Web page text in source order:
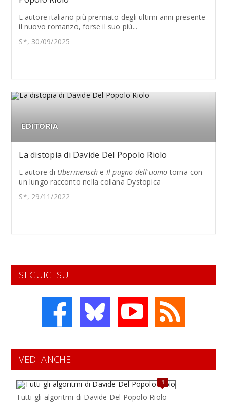
L'autore italiano più premiato degli ultimi anni presente
il nuovo romanzo, forse il suo più...
S*, 30/09/2025
EDITORIA
La distopia di Davide Del Popolo Riolo
L'autore di Ubermensch e Il pugno dell'uomo torna con
un lungo racconto nella collana Dystopica
S*, 29/11/2022
SEGUICI SU
VEDI ANCHE
1
Tutti gli algoritmi di Davide Del Popolo Riolo